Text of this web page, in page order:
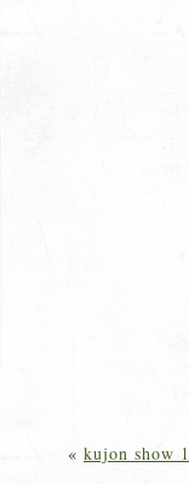
« kujon show 1